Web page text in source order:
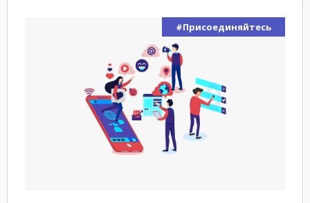
#Присоединяйтесь